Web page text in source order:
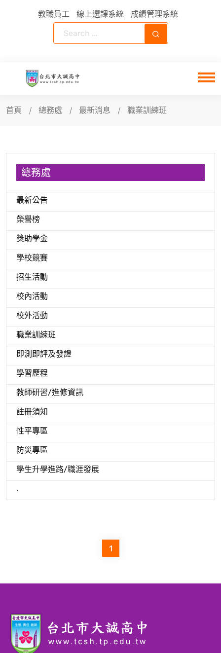
教職員工 線上選課系統 成績管理系統
首頁 總務處 最新消息 職業訓練班
總務處
最新公告
榮譽榜
獎助學金
學校競賽
招生活動
校內活動
校外活動
職業訓練班
即測即評及發證
學習歷程
教師研習/進修資訊
註冊須知
性平專區
防災專區
學生升學進路/職涯發展
.
1